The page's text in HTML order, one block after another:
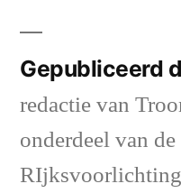
Gepubliceerd
redactie van
onderdeel van de